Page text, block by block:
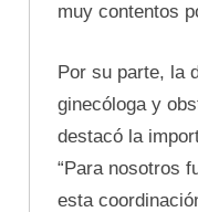
muy contentos
Por su parte, la
ginecóloga y
destacó la
“Para nosotros
esta